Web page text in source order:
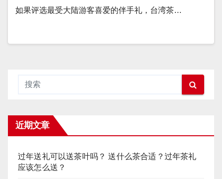
如果评选最受大陆游客喜爱的伴手礼，台湾茶…
近期文章
过年送礼可以送茶叶吗？ 送什么茶合适？过年茶礼
应该怎么送？